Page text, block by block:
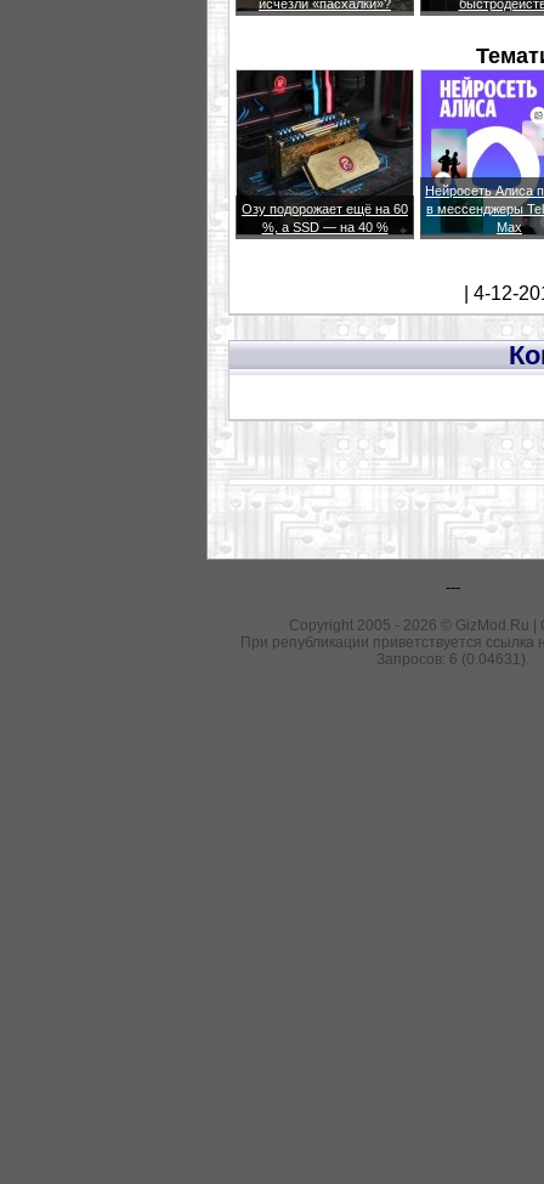
исчезли «пасхалки»?
Озу подорожает ещё на 60
%, а SSD — на 40 %
Нейросеть Алиса
в мессенджеры
Max
| 4-12-
---
Copyright 2005 - 2026 © GizMod.Ru |
При републикации приветствуется ссылка
Запросов: 6 (0.04631).